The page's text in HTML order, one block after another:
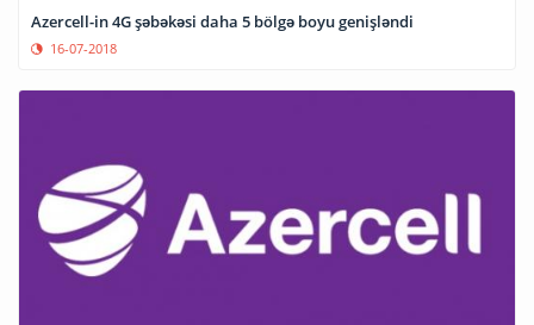
Azercell-in 4G şəbəkəsi daha 5 bölgə boyu genişləndi
16-07-2018